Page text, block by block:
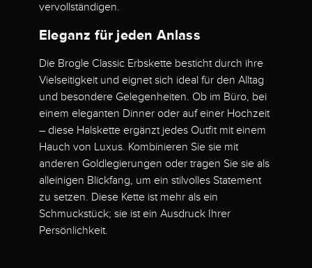
vervollständigen.
Eleganz für jeden Anlass
Die Brogle Classic Erbskette besticht durch ihre
Vielseitigkeit und eignet sich ideal für den Alltag
und besondere Gelegenheiten. Ob im Büro, bei
einem eleganten Dinner oder auf einer Hochzeit
– diese Halskette ergänzt jedes Outfit mit einem
Hauch von Luxus. Kombinieren Sie sie mit
anderen Goldlegierungen oder tragen Sie sie als
alleinigen Blickfang, um ein stilvolles Statement
zu setzen. Diese Kette ist mehr als ein
Schmuckstück; sie ist ein Ausdruck Ihrer
Persönlichkeit.